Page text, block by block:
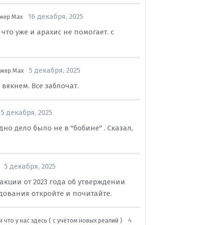
Max
16 декабря, 2025
уже и арахис не помогает. с
Max
5 декабря, 2025
Все заблочат.
5 декабря, 2025
дело было не в "бобине" . Сказал,
5 декабря, 2025
от 2023 года об утверждении
откройте и почитайте.
что у нас здесь ( с учётом новых реалий )
4